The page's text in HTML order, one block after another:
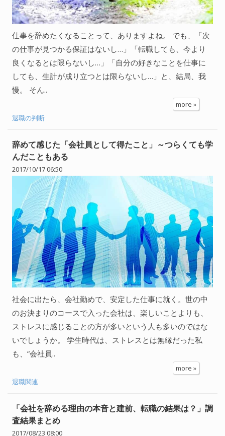
人間関係全般
衣食住
生き方
気づき
社会
Webその他
仕事を辞めたくなることって、ありますよね。 でも、「次
の仕事が見つかる保証はないし…」「転職しても、今より
良くなるとは限らないし…」「自分の好きなことを仕事に
しても、生計が成り立つとは限らないし…」と、結局、我
慢。 そん..
more »
退職の判断
辞めて感じた「会社員として得たこと」～つらくても学
んだこともある
2017/10/17 06:50
社会に出たら、会社勤めで、安定した仕事に就く。世の中
のお決まりのコースで入った会社は、楽しいことよりも、
ストレスに感じることの方が多いという人も多いのではな
いでしょうか。 学生時代は、ストレスとは無縁だった私
も、”会社員..
more »
退職関連
「会社を辞める理由の本音と建前、転職の結果は？」調
査結果まとめ
2017/08/23 08:00